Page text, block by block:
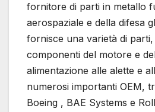
fornitore di parti in metallo
aerospaziale e della difesa
fornisce una varietà di
componenti del motore e
alimentazione alle alette e
numerosi importanti OEM,
Boeing , BAE Systems e